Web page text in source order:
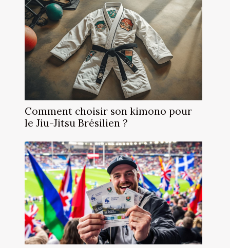
Comment choisir son kimono pour
le Jiu-Jitsu Brésilien ?